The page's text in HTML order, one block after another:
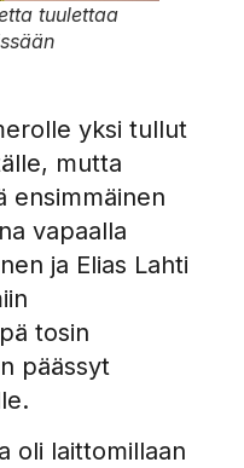
tuulettaa
yksi tullut
mutta
ensimmäinen
vapaalla
ja Elias Lahti
tosin
päässyt
oli laittomillaan